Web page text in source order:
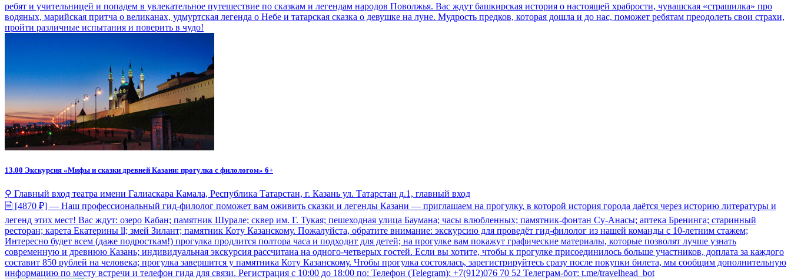
ребят и учительницей и попадем в увлекательное путешествие по сказкам и легендам народов Поволжья. Вас ждут башкирская история о настоящей храбрости, чувашская «страшилка» про
водяных, марийская притча о великанах, удмуртская легенда о Небе и татарская сказка о девушке на луне. Мудрость предков, которая дошла и до нас, поможет ребятам преодолеть свои страхи,
пройти различные испытания и поверить в чудо!
13.00 Экскурсия «Мифы и сказки древней Казани: прогулка с филологом» 6+
⚲ Главный вход театра имени Галиаскара Камала, Республика Татарстан, г. Казань ул. Татарстан д.1, главный вход
🗎 [4870 ₽] — Наш профессиональный гид-филолог поможет вам оживить сказки и легенды Казани — приглашаем на прогулку, в которой история города даётся через историю литературы и
легенд этих мест! Вас ждут: озеро Кабан; памятник Шурале; сквер им. Г. Тукая; пешеходная улица Баумана; часы влюбленных; памятник-фонтан Су-Анасы; аптека Бренинга; старинный
ресторан; карета Екатерины ll; змей Зилант; памятник Коту Казанскому. Пожалуйста, обратите внимание: экскурсию для проведёт гид-филолог из нашей команды с 10-летним стажем;
Интересно будет всем (даже подросткам!) прогулка продлится полтора часа и подходит для детей; на прогулке вам покажут графические материалы, которые позволят лучше узнать
современную и древнюю Казань; индивидуальная экскурсия рассчитана на одного-четверых гостей. Если вы хотите, чтобы к прогулке присоединилось больше участников, доплата за каждого
составит 850 рублей на человека; прогулка завершится у памятника Коту Казанскому. Чтобы прогулка состоялась, зарегистрируйтесь сразу после покупки билета, мы сообщим дополнительную
информацию по месту встречи и телефон гида для связи. Регистрация с 10:00 до 18:00 по: Телефон (Telegram): +7(912)076 70 52 Телеграм-бот: t.me/travelhead_bot